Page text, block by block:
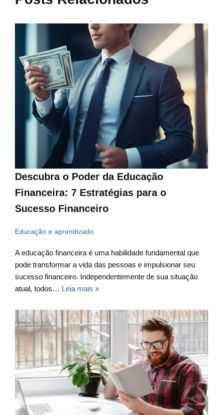
Descubra o Poder da Educação
Financeira: 7 Estratégias para o
Sucesso Financeiro
Educação e aprendizado
A educação financeira é uma habilidade fundamental que
pode transformar a vida das pessoas e impulsionar seu
sucesso financeiro. Independentemente de sua situação
atual, todos… Leia mais »